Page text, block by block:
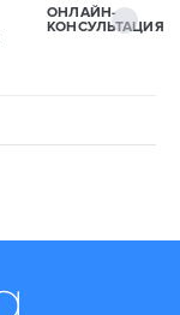
ОНЛАЙН-
КОНСУЛЬТАЦИЯ